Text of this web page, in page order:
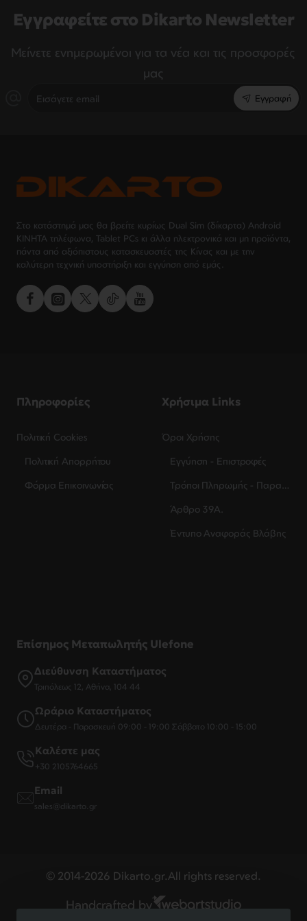
Εγγραφείτε στο Dikarto Newsletter
Μείνετε ενημερωμένοι για τα νέα και τις προσφορές
μας
email
Εγγραφή
Στο κατάστημά μας θα βρείτε κυρίως Dual Sim (δίκαρτα) Android
ΚΙΝΗΤΑ τηλέφωνα, Tablet PCs κι άλλα ηλεκτρονικά και μη προϊόντα,
πάντα από αξιόπιστους κατασκευαστές της Κίνας και με την
καλύτερη τεχνική υποστήριξη και εγγύηση από εμάς.
Πληροφορίες
Πολιτική Cookies
Πολιτική Απορρήτου
Φόρμα Επικοινωνίας
Χρήσιμα Links
Όροι Χρήσης
Εγγύηση - Επιστροφές
Άρθρο 39Α.
Έντυπο Αναφοράς Βλάβης
Επίσημος Μεταπωλητής Ulefone
Διεύθυνση Καταστήματος
Τριπόλεως 12, Αθήνα, 104 44
Ωράριο Καταστήματος
Δευτέρα - Παρασκευή 09:00 - 19:00 Σάββατο 10:00 - 15:00
Καλέστε μας
+30 2105764665
Email
sales@dikarto.gr
© 2014-2026 Dikarto.gr.All rights reserved.
Handcrafted by